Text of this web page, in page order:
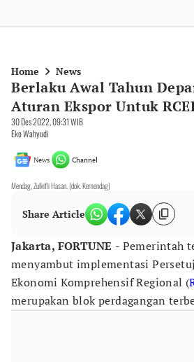
Home News
Berlaku Awal Tahun
Aturan Ekspor Untuk
30 Des 2022, 09:31 WIB
Eko Wahyudi
News Channel
Mendag, Zulkifli Hasan. (dok. Kemendag)
Share Article
Jakarta, FORTUNE - Pemerintah
menyambut implementasi
Ekonomi Komprehensif Regional (
merupakan blok perdagangan